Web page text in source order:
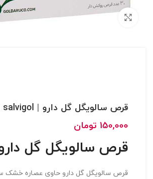
بزرگنمایی تصویر
قرص سالویگل گل دارو | Gol darou salvigol
150,000 تومان
قرص سالویگل گل
قرص سالویگل گل دارو حاوی عصاره خشک